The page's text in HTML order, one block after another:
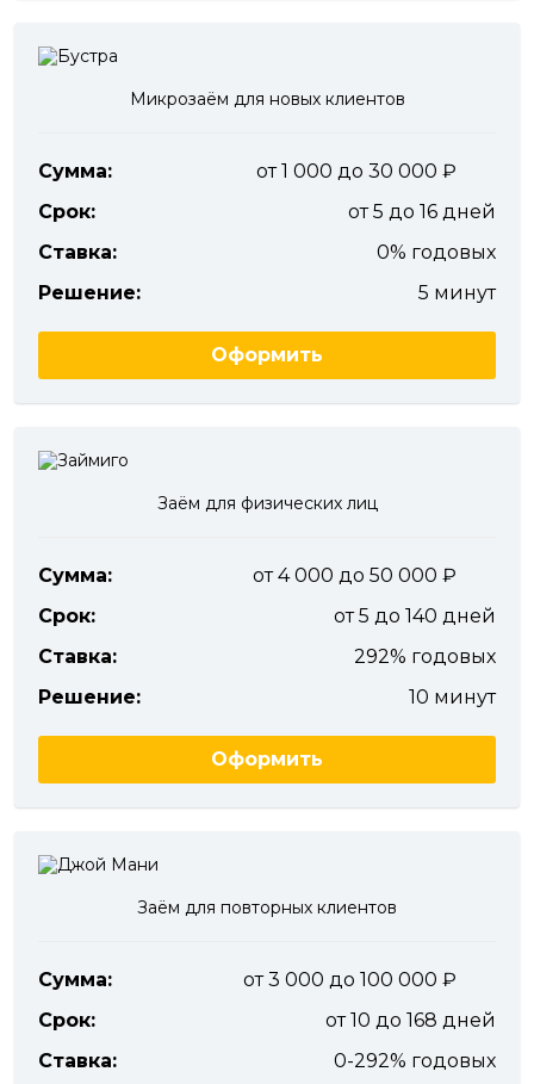
Микрозаём для новых клиентов
Сумма:
от 1 000 до 30 000
Срок:
от 5 до 16 дней
Ставка:
0% годовых
Решение:
5 минут
Оформить
Заём для физических лиц
Сумма:
от 4 000 до 50 000
Срок:
от 5 до 140 дней
Ставка:
292% годовых
Решение:
10 минут
Оформить
Заём для повторных клиентов
Сумма:
от 3 000 до 100 000
Срок:
от 10 до 168 дней
Ставка:
0-292% годовых